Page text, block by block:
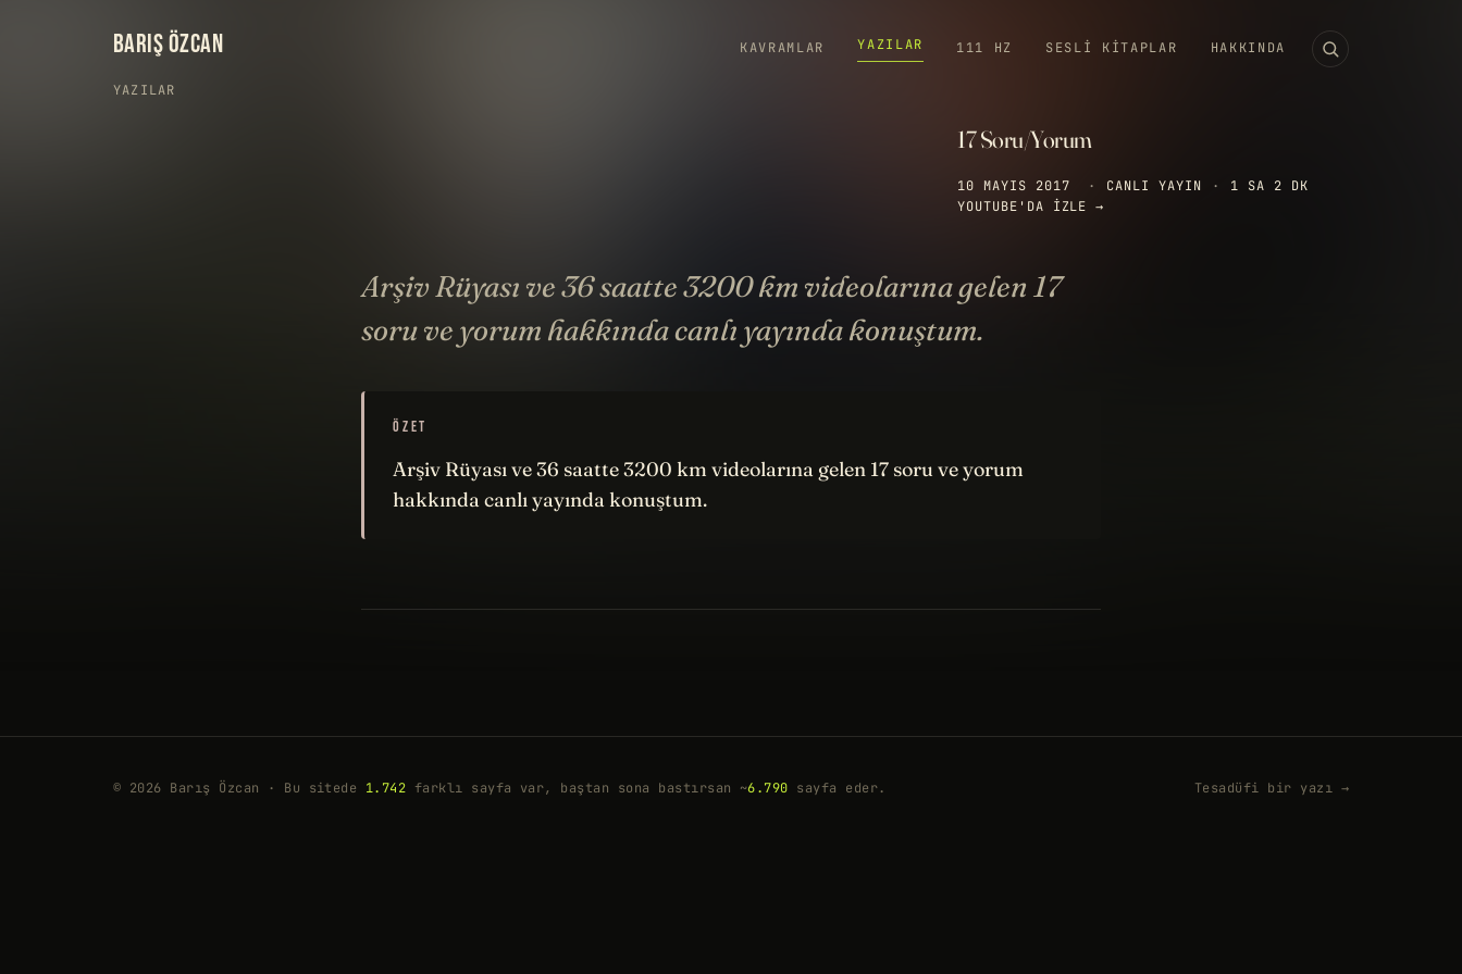
BARIŞ ÖZCAN KAVRAMLAR YAZILAR 111 HZ SESLI KITAPLAR HAKKINDA
YAZILAR
17 Soru/Yorum
10 MAYIS 2017 · CANLI YAYIN ·
1 SA 2 DK
YOUTUBE'DA IZLE →
Arşiv Rüyası ve 36 saatte 3200 km videolarına gelen 17
soru ve yorum hakkında canlı yayında konuştum.
ÖZET
Arşiv Rüyası ve 36 saatte 3200 km videolarına gelen 17 soru ve yorum
hakkında canlı yayında konuştum.
© 2026 Barış Özcan · Bu sitede 1.742 farklı sayfa var, baştan sona bastırsan ~6.790 sayfa eder. Tesadüfi bir yazı →